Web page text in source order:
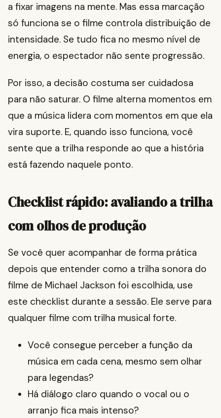
a fixar imagens na mente. Mas essa marcação
só funciona se o filme controla distribuição de
intensidade. Se tudo fica no mesmo nível de
energia, o espectador não sente progressão.
Por isso, a decisão costuma ser cuidadosa
para não saturar. O filme alterna momentos em
que a música lidera com momentos em que ela
vira suporte. E, quando isso funciona, você
sente que a trilha responde ao que a história
está fazendo naquele ponto.
Checklist rápido: avaliando a trilha
com olhos de produção
Se você quer acompanhar de forma prática
depois que entender como a trilha sonora do
filme de Michael Jackson foi escolhida, use
este checklist durante a sessão. Ele serve para
qualquer filme com trilha musical forte.
Você consegue perceber a função da
música em cada cena, mesmo sem olhar
para legendas?
Há diálogo claro quando o vocal ou o
arranjo fica mais intenso?